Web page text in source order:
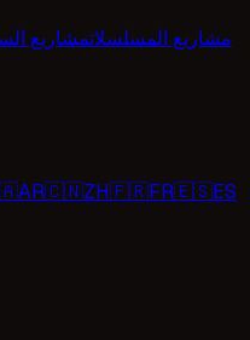
مشاريع المسلسلاتمشاريع
AR🇨🇳ZH🇫🇷FR🇪🇸ES